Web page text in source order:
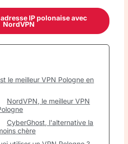
IP polonaise avec
NordVPN
le meilleur VPN Pologne en
NordVPN, le meilleur VPN
CyberGhost, l'alternative la
chère